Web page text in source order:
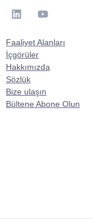
Faaliyet Alanları
İçgörüler
Hakkımızda
Sözlük
Bize ulaşın
Bültene Abone Olun